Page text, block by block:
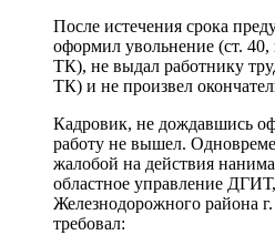
После истечения срока
оформил увольнение (ст. 40,
ТК), не выдал работнику
ТК) и не произвел
Кадровик, не дождавшись
работу не вышел.
жалобой на действия
областное управление
Железнодорожного района
требовал: